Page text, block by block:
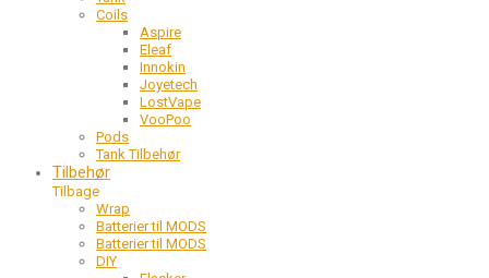
Coils
Aspire
Eleaf
Innokin
Joyetech
LostVape
VooPoo
Pods
Tank Tilbehør
Tilbehør
Tilbage
Wrap
Batterier til MODS
Batterier til MODS
DIY